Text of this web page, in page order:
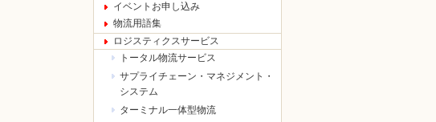
イベントお申し込み
物流用語集
ロジスティクスサービス
トータル物流サービス
サプライチェーン・マネジメント・
システム
ターミナル一体型物流